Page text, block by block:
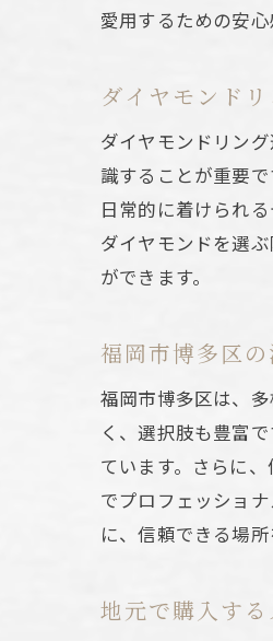
愛用するための安
ダイヤモンド
ダイヤモンドリン
識することが重要
日常的に着けられ
ダイヤモンドを選
ができます。
福岡市博多区
福岡市博多区は、
く、選択肢も豊富
ています。さらに
でプロフェッショ
に、信頼できる場所
地元で購入す